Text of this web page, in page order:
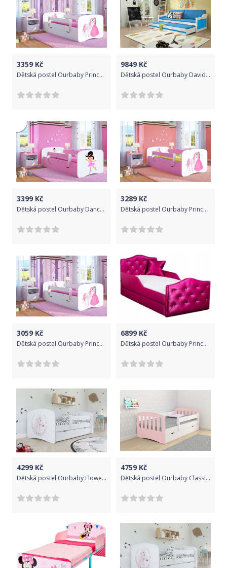
3359 Kč
Dětská postel Ourbaby Princess bílá 180x80 cm
9849 Kč
Dětská postel Ourbaby David bílá 200x90 cm
3399 Kč
Dětská postel Ourbaby Dancers růžová 180x80 cm
3289 Kč
Dětská postel Ourbaby Princess růžová 160x80 cm
3059 Kč
Dětská postel Ourbaby Princess bílá 160x70 cm
6899 Kč
Dětská postel Ourbaby Princess růžová 200x90 cm
4299 Kč
Dětská postel Ourbaby Flowery Unicorn 180x80 cm
4759 Kč
Dětská postel Ourbaby Classic růžová 160x80 cm